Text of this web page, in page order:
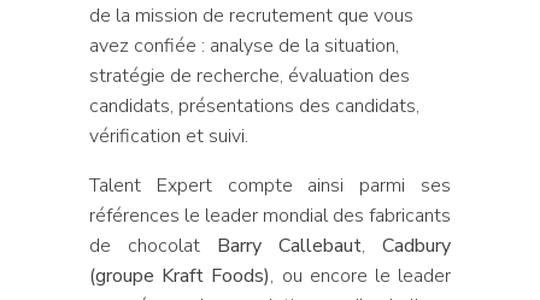
de la mission de recrutement que vous
avez confiée : analyse de la situation,
stratégie de recherche, évaluation des
candidats, présentations des candidats,
vérification et suivi.
Talent Expert compte ainsi parmi ses
références le leader mondial des fabricants
de chocolat Barry Callebaut,Cadbury
(groupe Kraft Foods), ou encore le leader